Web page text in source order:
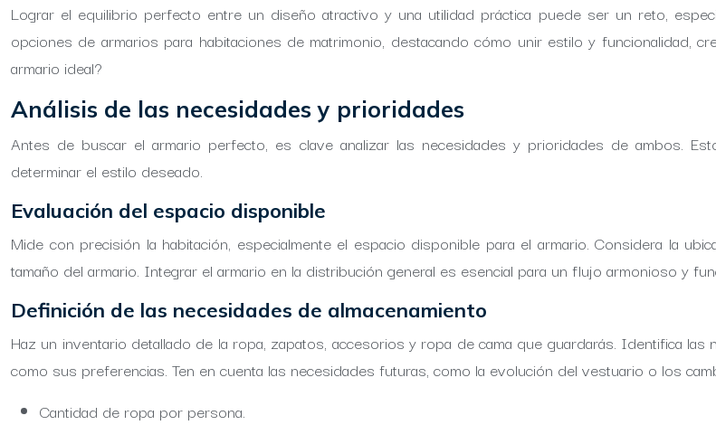
Lograr el equilibrio perfecto entre un diseño atractivo y una utilidad práctica puede ser un reto,
opciones de armarios para habitaciones de matrimonio, destacando cómo unir estilo y funcionalidad,
armario ideal?
Análisis de las necesidades y prioridades
Antes de buscar el armario perfecto, es clave analizar las necesidades y prioridades de ambos.
determinar el estilo deseado.
Evaluación del espacio disponible
Mide con precisión la habitación, especialmente el espacio disponible para el armario. Considera la
tamaño del armario. Integrar el armario en la distribución general es esencial para un flujo armonioso y
Definición de las necesidades de almacenamiento
Haz un inventario detallado de la ropa, zapatos, accesorios y ropa de cama que guardarás. Identifica
como sus preferencias. Ten en cuenta las necesidades futuras, como la evolución del vestuario o los
Cantidad de ropa por persona.